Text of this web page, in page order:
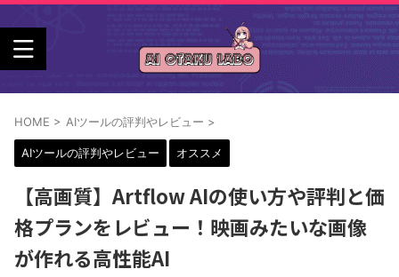
HOME > AIツールの評判やレビュー >
AIツールの評判やレビュー オススメ
【高画質】Artflow AIの使い方や評判と価
格プランをレビュー！映画みたいな画像
が作れる高性能AI